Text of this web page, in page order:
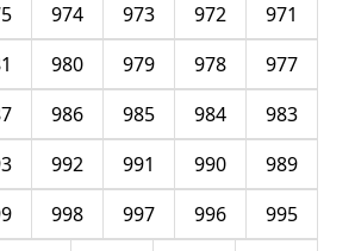
971
972
973
974
977
978
979
980
983
984
985
986
989
990
991
992
995
996
997
998